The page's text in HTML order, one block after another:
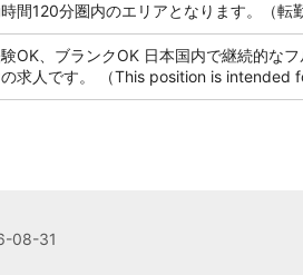
間120分圏内のエリアとなります。（転
OK、ブランクOK 日本国内で継続的な
求人です。 （This position is intended
08-31